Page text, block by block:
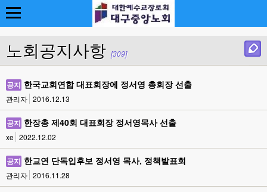
노회공지사항 [309]
공지 한국교회연합 대표회장에 정서영 총회장 선출
관리자 2016.12.13
공지 한장총 제40회 대표회장 정서영목사 선출
xe 2022.12.02
공지 한교연 단독입후보 정서영 목사, 정책발표회
관리자 2016.11.28